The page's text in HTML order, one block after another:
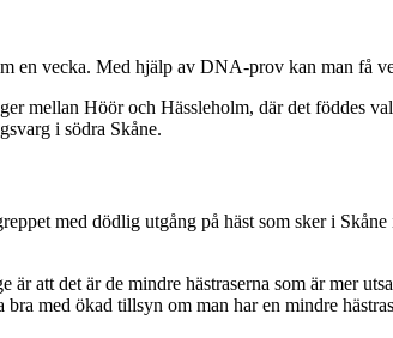
en vecka. Med hjälp av DNA-prov kan man få
mellan Höör och Hässleholm, där det föddes
i södra Skåne.
med dödlig utgång på häst som sker i
att det är de mindre hästraserna som är mer
med ökad tillsyn om man har en mindre